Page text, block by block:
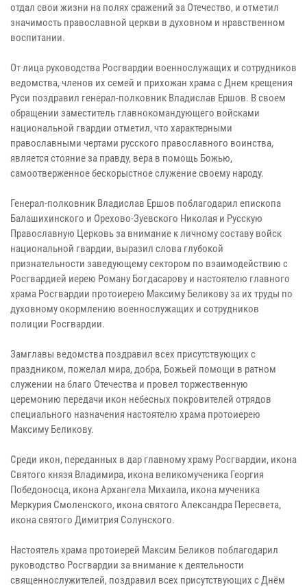
отдал свои жизни на полях сражений за Отечество, и отметил
значимость православной церкви в духовном и нравственном
воспитании.
От лица руководства Росгвардии военнослужащих и сотрудников
ведомства, членов их семей и прихожан храма с Днем крещения
Руси поздравил генерал-полковник Владислав Ершов. В своем
обращении заместитель главнокомандующего войсками
национальной гвардии отметил, что характерными
православными чертами русского православного воинства,
является стояние за правду, вера в помощь Божью,
самоотверженное бескорыстное служение своему народу.
Генерал-полковник Владислав Ершов поблагодарил епископа
Балашихинского и Орехово-Зуевского Николая и Русскую
Православную Церковь за внимание к личному составу войск
национальной гвардии, выразил слова глубокой
признательности заведующему сектором по взаимодействию с
Росгвардией иерею Роману Богдасарову и настоятелю главного
храма Росгвардии протоиерею Максиму Беликову за их труды по
духовному окормлению военнослужащих и сотрудников
полиции Росгвардии.
Замглавы ведомства поздравил всех присутствующих с
праздником, пожелал мира, добра, Божьей помощи в ратном
служении на благо Отечества и провел торжественную
церемонию передачи икон небесных покровителей отрядов
специального назначения настоятелю храма протоиерею
Максиму Беликову.
Среди икон, переданных в дар главному храму Росгвардии, икона
Святого князя Владимира, икона великомученика Георгия
Победоносца, икона Архангела Михаила, икона мученика
Меркурия Смоленского, икона святого Александра Пересвета,
икона святого Димитрия Солунского.
Настоятель храма протоиерей Максим Беликов поблагодарил
руководство Росгвардии за внимание к деятельности
священнослужителей, поздравил всех присутствующих с Днём